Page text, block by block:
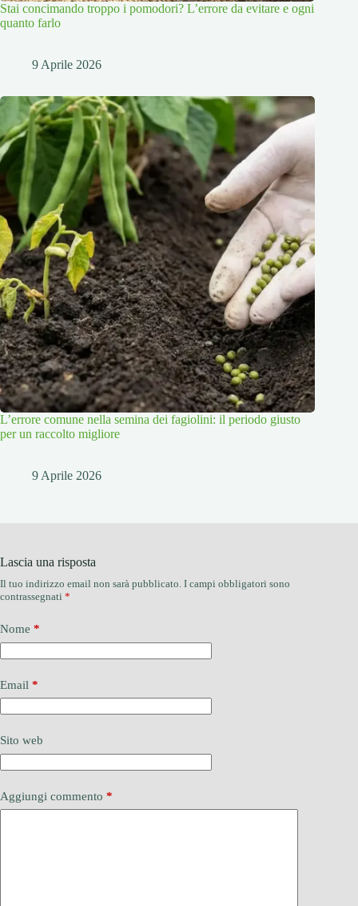
Stai concimando troppo i pomodori? L’errore da evitare e ogni
quanto farlo
9 Aprile 2026
L’errore comune nella semina dei fagiolini: il periodo giusto
per un raccolto migliore
9 Aprile 2026
Lascia una risposta
Il tuo indirizzo email non sarà pubblicato. I campi obbligatori sono
contrassegnati *
Nome *
Email *
Sito web
Aggiungi commento *